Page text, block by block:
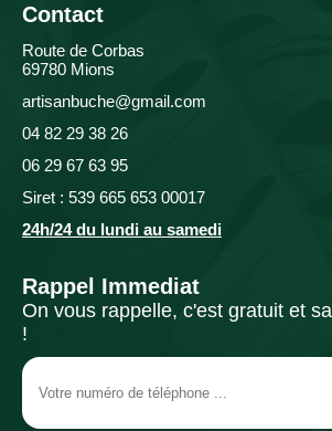
Contact
Route de Corbas
69780 Mions
artisanbuche@gmail.com
04 82 29 38 26
06 29 67 63 95
Siret : 539 665 653 00017
24h/24 du lundi au samedi
Rappel Immediat
On vous rappelle, c'est gratuit et
!